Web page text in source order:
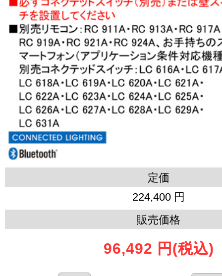
定価
224,400 円
販売価格
96,492 円 (税込)